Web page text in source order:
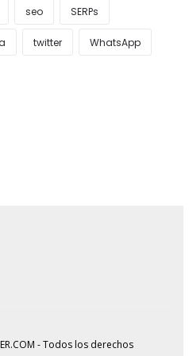
seo SERPs
twitter WhatsApp
- Todos los derechos